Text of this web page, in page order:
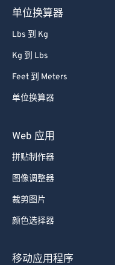
单位换算器
Lbs 到 Kg
Kg 到 Lbs
Feet 到 Meters
单位换算器
Web 应用
拼贴制作器
图像调整器
裁剪图片
颜色选择器
移动应用程序